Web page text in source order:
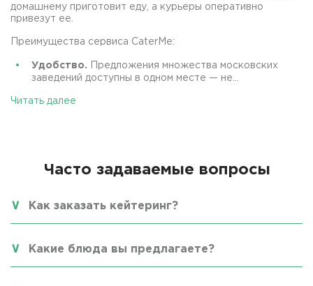
домашнему приготовит еду, а курьеры оперативно
привезут ее.
Преимущества сервиса CaterMe:
Удобство. Предложения множества московских
заведений доступны в одном месте — не...
Читать далее
Часто задаваемые вопросы
Как заказать кейтеринг?
Какие блюда вы предлагаете?